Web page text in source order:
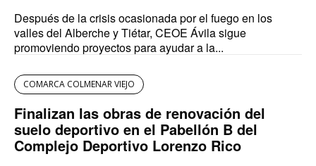
Después de la crisis ocasionada por el fuego en los
valles del Alberche y Tiétar, CEOE Ávila sigue
promoviendo proyectos para ayudar a la...
COMARCA COLMENAR VIEJO
Finalizan las obras de renovación del
suelo deportivo en el Pabellón B del
Complejo Deportivo Lorenzo Rico